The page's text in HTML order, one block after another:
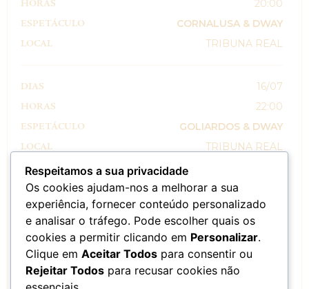
20:00
CORNALUSA & DWAY
TRIBUNA REAL
16/07
22:00
GOLIARDOS & DWAY
TRIBUNA REAL
00:00
ESPETÁCULO DE FOGO “ALÉM DA
COROA”
PALCO DO MOSTEIRO
Respeitamos a sua privacidade
Os cookies ajudam-nos a melhorar a sua
experiência, fornecer conteúdo personalizado
e analisar o tráfego. Pode escolher quais os
cookies a permitir clicando em Personalizar.
Clique em Aceitar Todos para consentir ou
Rejeitar Todos para recusar cookies não